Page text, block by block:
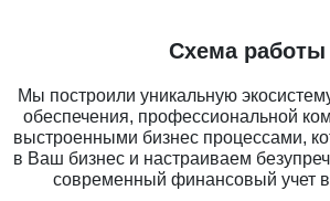
Схема работы
Мы построили уникальную
обеспечения, профессиональной
выстроенными бизнес процессами,
в Ваш бизнес и настраиваем
современный финансовый учет в